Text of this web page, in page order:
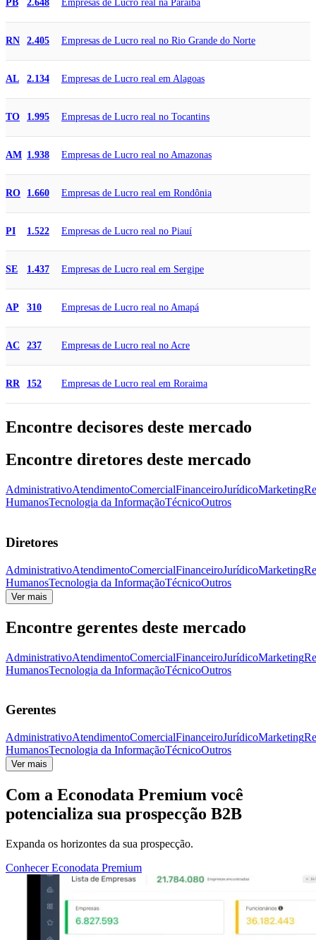
PB 2.648 Empresas de Lucro real na Paraíba
RN 2.405 Empresas de Lucro real no Rio Grande do Norte
AL 2.134 Empresas de Lucro real em Alagoas
TO 1.995 Empresas de Lucro real no Tocantins
AM 1.938 Empresas de Lucro real no Amazonas
RO 1.660 Empresas de Lucro real em Rondônia
PI 1.522 Empresas de Lucro real no Piauí
SE 1.437 Empresas de Lucro real em Sergipe
AP 310 Empresas de Lucro real no Amapá
AC 237 Empresas de Lucro real no Acre
RR 152 Empresas de Lucro real em Roraima
Encontre decisores deste mercado
Encontre diretores deste mercado
AdministrativoAtendimentoComercialFinanceiroJurídicoMarketing
HumanosTecnologia da InformaçãoTécnicoOutros
Diretores
AdministrativoAtendimentoComercialFinanceiroJurídicoMarketing
HumanosTecnologia da InformaçãoTécnicoOutros
Ver mais
Encontre gerentes deste mercado
AdministrativoAtendimentoComercialFinanceiroJurídicoMarketing
HumanosTecnologia da InformaçãoTécnicoOutros
Gerentes
AdministrativoAtendimentoComercialFinanceiroJurídicoMarketing
HumanosTecnologia da InformaçãoTécnicoOutros
Ver mais
Com a Econodata Premium você
potencializa sua prospecção B2B
Expanda os horizontes da sua prospecção.
Conhecer Econodata Premium